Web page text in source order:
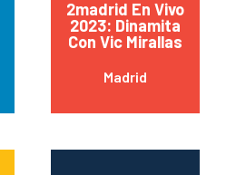
2madrid En Vivo
2023: Dinamita
Con Vic Mirallas
Madrid